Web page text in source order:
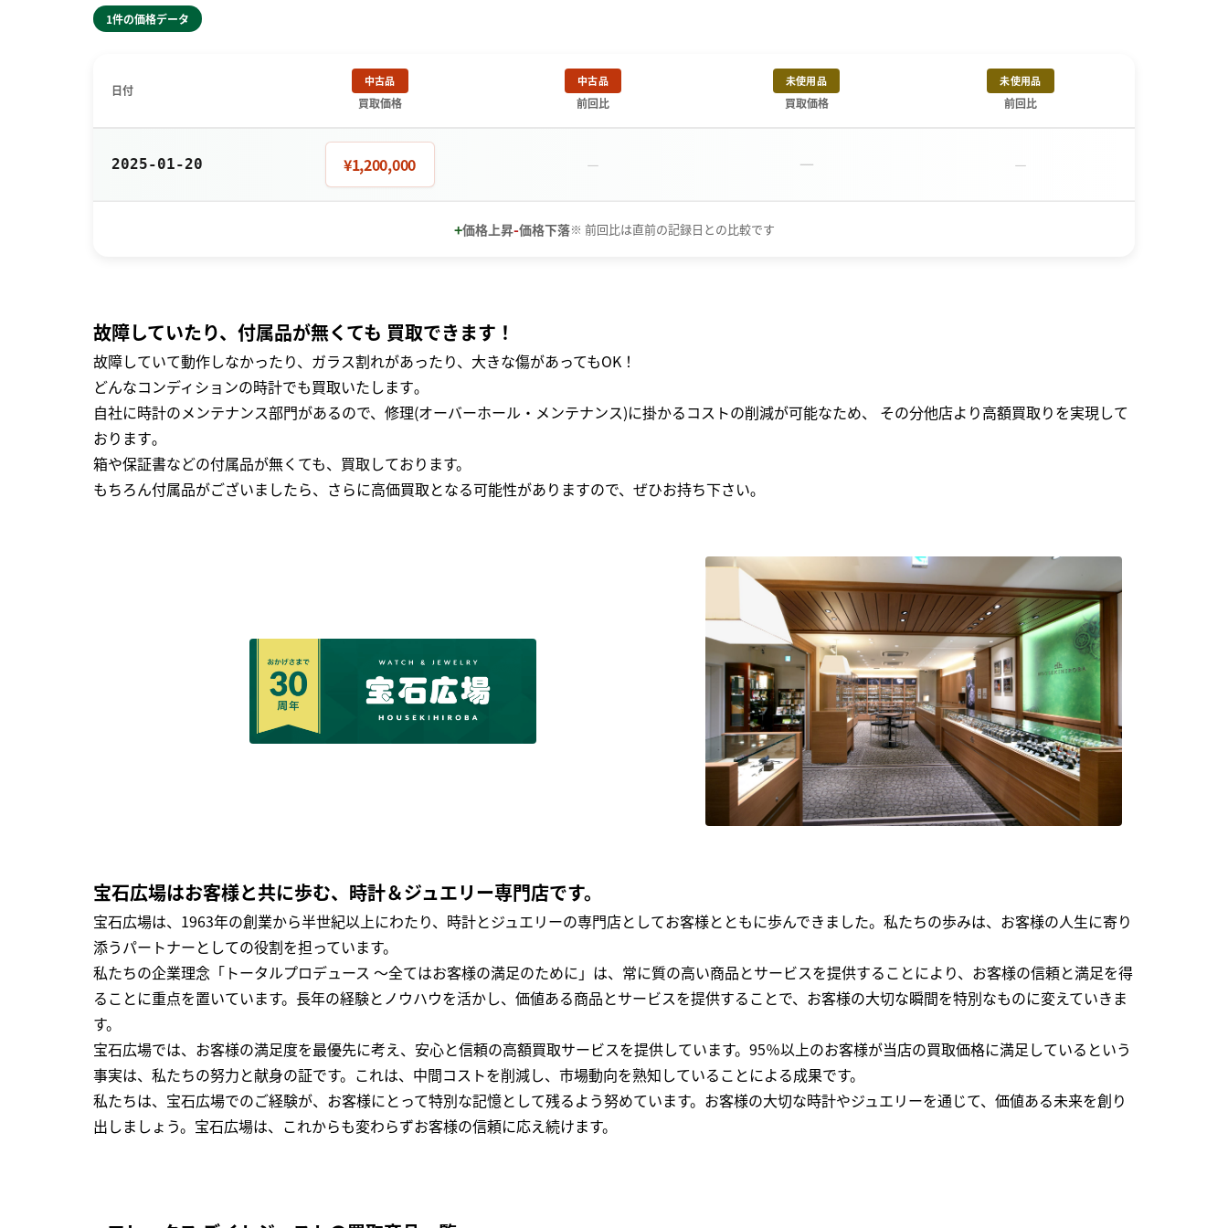
1件の価格データ
日付
中古品
買取価格
中古品
前回比
未使用品
買取価格
未使用品
前回比
2025-01-20 ¥1,200,000 － － －
+価格上昇-価格下落※ 前回比は直前の記録日との比較です
故障していたり、付属品が無くても 買取できます！
故障していて動作しなかったり、ガラス割れがあったり、大きな傷があってもOK！
どんなコンディションの時計でも買取いたします｡
自社に時計のメンテナンス部門があるので、修理(オーバーホール・メンテナンス)に掛かるコストの削減が可能なため、 その分他店より高額買取りを実現して
おります｡
箱や保証書などの付属品が無くても、買取しております。
もちろん付属品がございましたら、さらに高価買取となる可能性がありますので、ぜひお持ち下さい｡
宝石広場はお客様と共に歩む、時計＆ジュエリー専門店です。
宝石広場は、1963年の創業から半世紀以上にわたり、時計とジュエリーの専門店としてお客様とともに歩んできました。私たちの歩みは、お客様の人生に寄り
添うパートナーとしての役割を担っています。
私たちの企業理念「トータルプロデュース ～全てはお客様の満足のために」は、常に質の高い商品とサービスを提供することにより、お客様の信頼と満足を得
ることに重点を置いています。長年の経験とノウハウを活かし、価値ある商品とサービスを提供することで、お客様の大切な瞬間を特別なものに変えていきま
す。
宝石広場では、お客様の満足度を最優先に考え、安心と信頼の高額買取サービスを提供しています。95％以上のお客様が当店の買取価格に満足しているという
事実は、私たちの努力と献身の証です。これは、中間コストを削減し、市場動向を熟知していることによる成果です。
私たちは、宝石広場でのご経験が、お客様にとって特別な記憶として残るよう努めています。お客様の大切な時計やジュエリーを通じて、価値ある未来を創り
出しましょう。宝石広場は、これからも変わらずお客様の信頼に応え続けます。